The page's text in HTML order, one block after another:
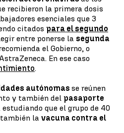
recibieron la primera dosis
esenciales que 3
citados para el segundo
entre ponerse la segunda
el Gobierno, o
En ese caso
.
autónomas se reúnen
y también del pasaporte
que el grupo de 40
la vacuna contra el